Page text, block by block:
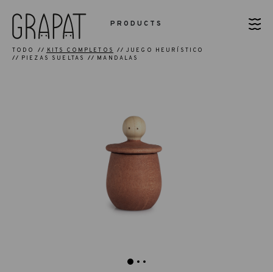
PRODUCTS
TODO KITS COMPLETOS
JUEGO HEURÍSTICO
PIEZAS SUELTAS
MANDALAS